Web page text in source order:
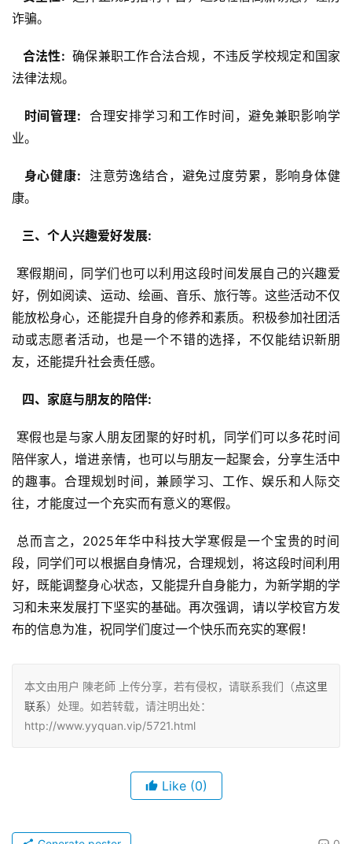
诈骗。
  合法性:
确保兼职工作合法合规，不违反学校规定和国家
法律法规。
  时间管理:
合理安排学习和工作时间，避免兼职影响学
业。
  身心健康:
注意劳逸结合，避免过度劳累，影响身体健
康。
  三、个人兴趣爱好发展:
好，例如阅读、运动、绘画、音乐、旅行等。这些活动不仅
能放松身心，还能提升自身的修养和素质。积极参加社团活
动或志愿者活动，也是一个不错的选择，不仅能结识新朋
友，还能提升社会责任感。
  四、家庭与朋友的陪伴:
陪伴家人，增进亲情，也可以与朋友一起聚会，分享生活中
的趣事。合理规划时间，兼顾学习、工作、娱乐和人际交
往，才能度过一个充实而有意义的寒假。
段，同学们可以根据自身情况，合理规划，将这段时间利用
好，既能调整身心状态，又能提升自身能力，为新学期的学
习和未来发展打下坚实的基础。再次强调，请以学校官方发
布的信息为准，祝同学们度过一个快乐而充实的寒假！
本文由用户 陳老師 上传分享，若有侵权，请联系我们（点这里
联系）处理。如若转载，请注明出处：
http://www.yyquan.vip/5721.html
Like (0)